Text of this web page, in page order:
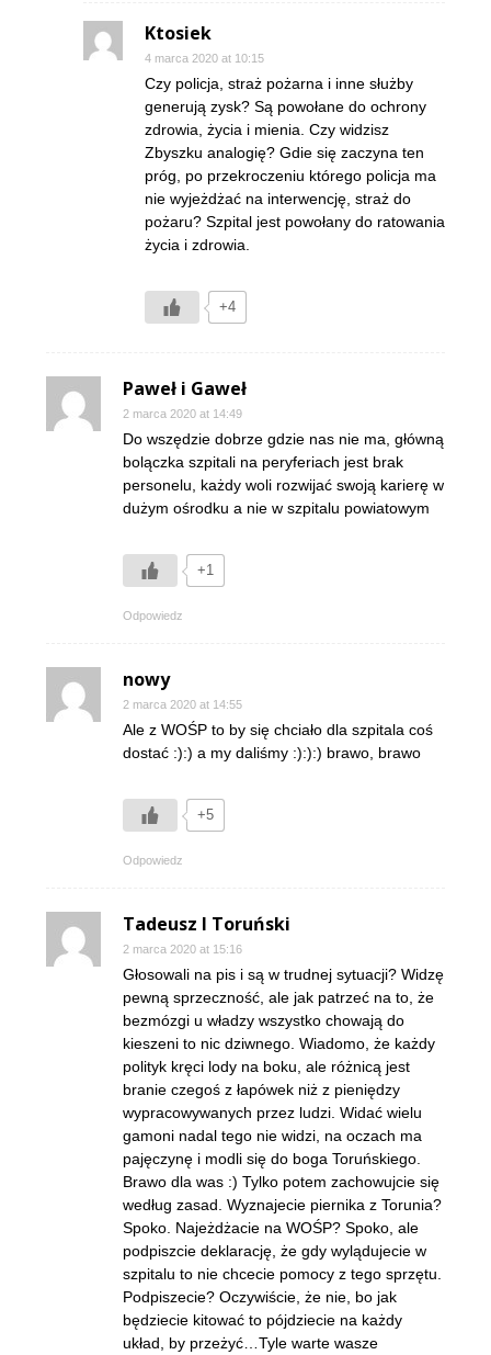
Ktosiek
4 marca 2020 at 10:15
Czy policja, straż pożarna i inne służby
generują zysk? Są powołane do ochrony
zdrowia, życia i mienia. Czy widzisz
Zbyszku analogię? Gdie się zaczyna ten
próg, po przekroczeniu którego policja ma
nie wyjeżdżać na interwencję, straż do
pożaru? Szpital jest powołany do ratowania
życia i zdrowia.
+4
Paweł i Gaweł
2 marca 2020 at 14:49
Do wszędzie dobrze gdzie nas nie ma, główną
bolączka szpitali na peryferiach jest brak
personelu, każdy woli rozwijać swoją karierę w
dużym ośrodku a nie w szpitalu powiatowym
+1
Odpowiedz
nowy
2 marca 2020 at 14:55
Ale z WOŚP to by się chciało dla szpitala coś
dostać :):) a my daliśmy :):):) brawo, brawo
+5
Odpowiedz
Tadeusz I Toruński
2 marca 2020 at 15:16
Głosowali na pis i są w trudnej sytuacji? Widzę
pewną sprzeczność, ale jak patrzeć na to, że
bezmózgi u władzy wszystko chowają do
kieszeni to nic dziwnego. Wiadomo, że każdy
polityk kręci lody na boku, ale różnicą jest
branie czegoś z łapówek niż z pieniędzy
wypracowywanych przez ludzi. Widać wielu
gamoni nadal tego nie widzi, na oczach ma
pajęczynę i modli się do boga Toruńskiego.
Brawo dla was :) Tylko potem zachowujcie się
według zasad. Wyznajecie piernika z Torunia?
Spoko. Najeżdżacie na WOŚP? Spoko, ale
podpiszcie deklarację, że gdy wylądujecie w
szpitalu to nie chcecie pomocy z tego sprzętu.
Podpiszecie? Oczywiście, że nie, bo jak
będziecie kitować to pójdziecie na każdy
układ, by przeżyć…Tyle warte wasze